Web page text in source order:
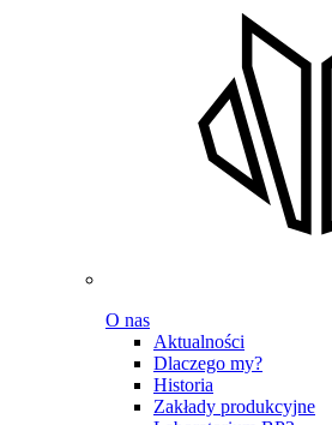
O nas
Aktualności
Dlaczego my?
Historia
Zakłady produkcyjne